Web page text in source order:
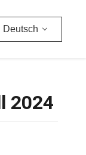
Deutsch
2024